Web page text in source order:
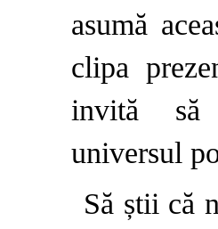
asumă
clipa
invită
universul
Să știi că